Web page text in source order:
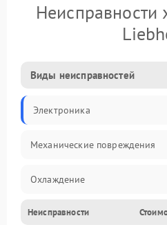
Неисправности
Виды неисправностей
Электроника
Механические повреждения
Охлаждение
Механика
Неисправности